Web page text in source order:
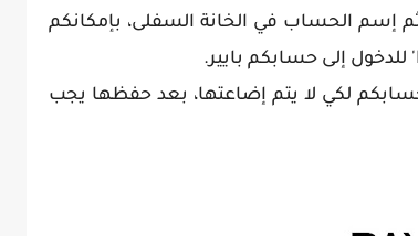
إسم الحساب في الخانة السفلى، بإمكانكم
لكي لا يتم إضاعتها، بعد حفظها يجب